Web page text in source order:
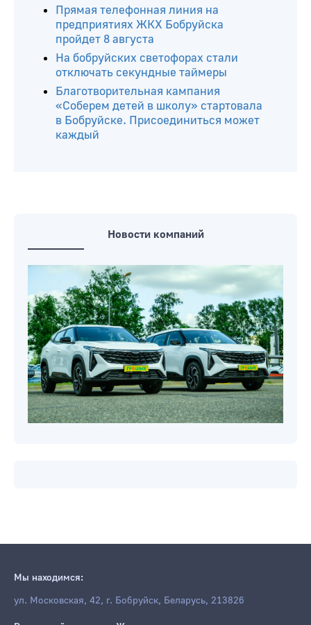
Прямая телефонная линия на
предприятиях ЖКХ Бобруйска
пройдет 8 августа
На бобруйских светофорах стали
отключать секундные таймеры
Благотворительная кампания
«Соберем детей в школу» стартовала
в Бобруйске. Присоединиться может
каждый
Новости компаний
Мы находимся:
ул. Московская, 42, г. Бобруйск, Беларусь, 213826